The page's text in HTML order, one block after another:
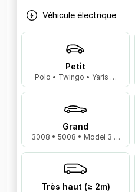
Véhicule électrique
Petit
Polo • Twingo • Yaris …
Grand
3008 • 5008 • Model 3 …
Très haut (≥ 2m)